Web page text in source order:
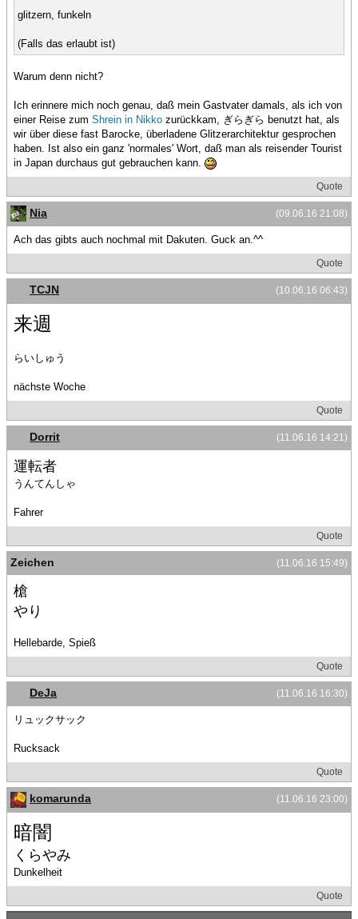
glitzern, funkeln
(Falls das erlaubt ist)
Warum denn nicht?
Ich erinnere mich noch genau, daß mein Gastvater damals, als ich von
einer Reise zum Shrein in Nikko zurückkam, ぎらぎら benutzt hat, als
wir über diese fast Barocke, überladene Glitzerarchitektur gesprochen
haben. Ist also ein ganz 'normales' Wort, daß man als reisender Tourist
in Japan durchaus gut gebrauchen kann.
Quote
(09.06.16 21:08)
Nia
Ach das gibts auch nochmal mit Dakuten. Guck an.^^
Quote
(10.06.16 06:43)
TCJN
来週
らいしゅう
nächste Woche
Quote
(11.06.16 14:21)
Dorrit
運転者
うんてんしゃ
Fahrer
Quote
(11.06.16 15:49)
Zeichen
槍
やり
Hellebarde, Spieß
Quote
(11.06.16 16:30)
DeJa
リュックサック
Rucksack
Quote
(11.06.16 23:00)
komarunda
暗闇
くらやみ
Dunkelheit
Quote